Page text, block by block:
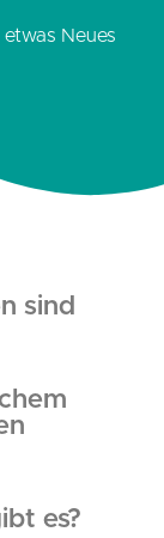
Neues
sind
es?